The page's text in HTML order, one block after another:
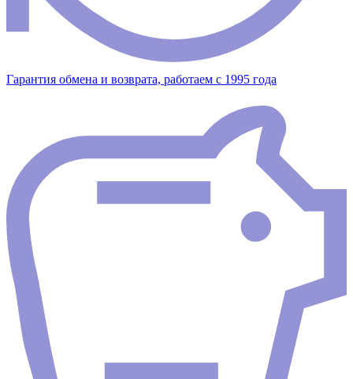
Гарантия обмена и возврата, работаем с 1995 года